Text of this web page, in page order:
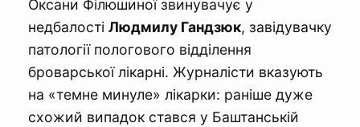
Оксани Філюшиної звинувачує у
недбалості Людмилу Гандзюк, завідувачку
патології пологового відділення
броварської лікарні. Журналісти вказують
на «темне минуле» лікарки: раніше дуже
схожий випадок стався у Баштанській